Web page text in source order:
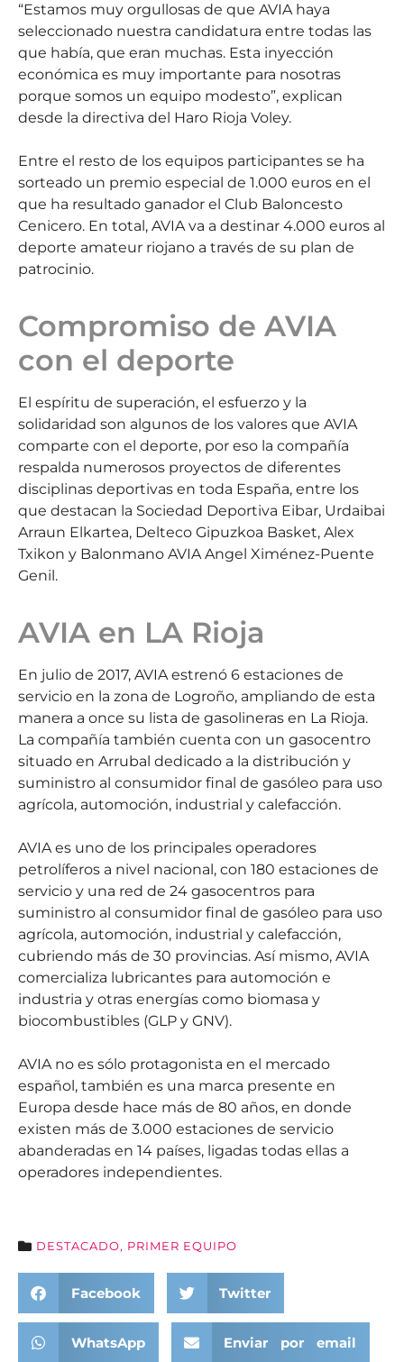
“Estamos muy orgullosas de que AVIA haya
seleccionado nuestra candidatura entre todas las
que había, que eran muchas. Esta inyección
económica es muy importante para nosotras
porque somos un equipo modesto”, explican
desde la directiva del Haro Rioja Voley.
Entre el resto de los equipos participantes se ha
sorteado un premio especial de 1.000 euros en el
que ha resultado ganador el Club Baloncesto
Cenicero. En total, AVIA va a destinar 4.000 euros al
deporte amateur riojano a través de su plan de
patrocinio.
Compromiso de AVIA
con el deporte
El espíritu de superación, el esfuerzo y la
solidaridad son algunos de los valores que AVIA
comparte con el deporte, por eso la compañía
respalda numerosos proyectos de diferentes
disciplinas deportivas en toda España, entre los
que destacan la Sociedad Deportiva Eibar, Urdaibai
Arraun Elkartea, Delteco Gipuzkoa Basket, Alex
Txikon y Balonmano AVIA Angel Ximénez-Puente
Genil.
AVIA en LA Rioja
En julio de 2017, AVIA estrenó 6 estaciones de
servicio en la zona de Logroño, ampliando de esta
manera a once su lista de gasolineras en La Rioja.
La compañía también cuenta con un gasocentro
situado en Arrubal dedicado a la distribución y
suministro al consumidor final de gasóleo para uso
agrícola, automoción, industrial y calefacción.
AVIA es uno de los principales operadores
petrolíferos a nivel nacional, con 180 estaciones de
servicio y una red de 24 gasocentros para
suministro al consumidor final de gasóleo para uso
agrícola, automoción, industrial y calefacción,
cubriendo más de 30 provincias. Así mismo, AVIA
comercializa lubricantes para automoción e
industria y otras energías como biomasa y
biocombustibles (GLP y GNV).
AVIA no es sólo protagonista en el mercado
español, también es una marca presente en
Europa desde hace más de 80 años, en donde
existen más de 3.000 estaciones de servicio
abanderadas en 14 países, ligadas todas ellas a
operadores independientes.
DESTACADO, PRIMER EQUIPO
Facebook Twitter
WhatsApp Enviar por email